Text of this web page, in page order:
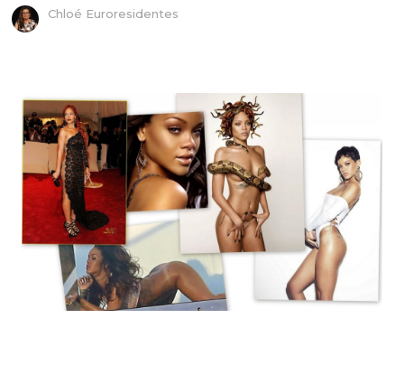
Chloé Euroresidentes